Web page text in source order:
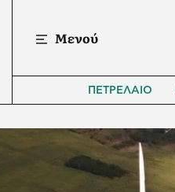
Μενού
ΠΕΤΡΕΛΑΙΟ